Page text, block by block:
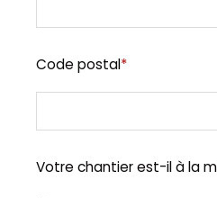
Code postal*
Votre chantier est-il à la